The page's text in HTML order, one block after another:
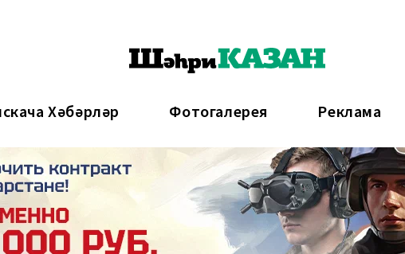
Хәбәрләр Фотогалерея Реклама